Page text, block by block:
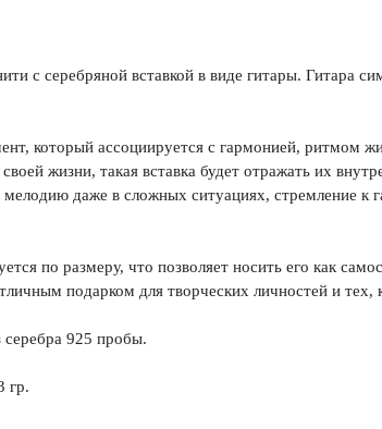
с серебряной вставкой в виде гитары. Гитара
который ассоциируется с гармонией, ритмом
жизни, такая вставка будет отражать их
мелодию даже в сложных ситуациях, стремление
по размеру, что позволяет носить его как
подарком для творческих личностей и
925 пробы.
гр.